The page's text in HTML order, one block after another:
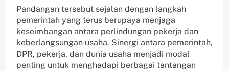
Pandangan tersebut sejalan dengan langkah
pemerintah yang terus berupaya menjaga
keseimbangan antara perlindungan pekerja dan
keberlangsungan usaha. Sinergi antara pemerintah,
DPR, pekerja, dan dunia usaha menjadi modal
penting untuk menghadapi berbagai tantangan